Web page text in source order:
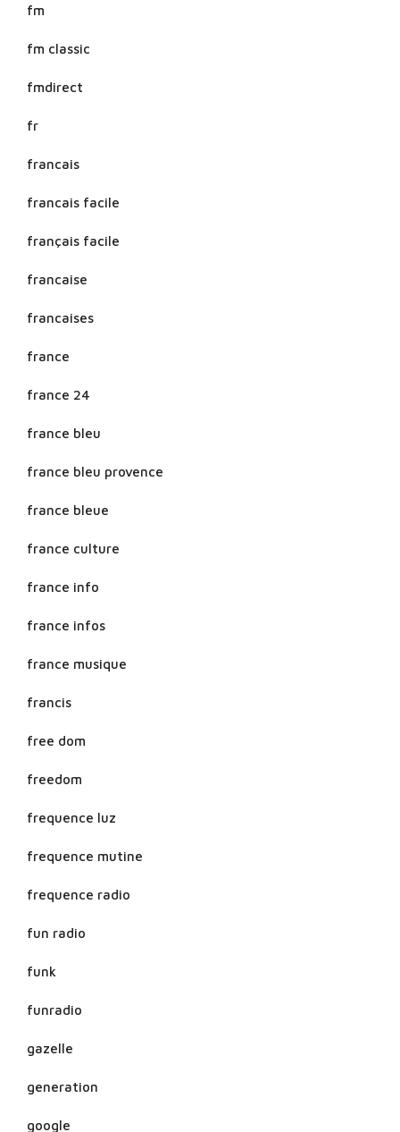
fm
fm classic
fmdirect
fr
francais
francais facile
français facile
francaise
francaises
france
france 24
france bleu
france bleu provence
france bleue
france culture
france info
france infos
france musique
francis
free dom
freedom
frequence luz
frequence mutine
frequence radio
fun radio
funk
funradio
gazelle
generation
google